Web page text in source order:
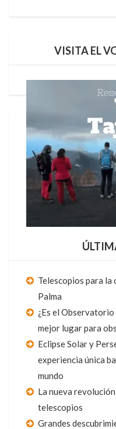
VISITA EL
Telescopios para la
Palma
¿Es el
mejor lugar para
Eclipse Solar y
experiencia única
mundo
La nueva
telescopios
Grandes